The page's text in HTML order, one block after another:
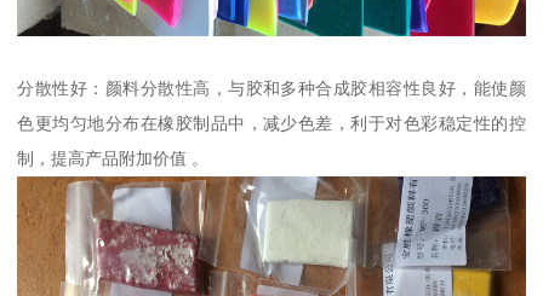
分散性好：颜料分散性高，与胶和多种合成胶相容性良好，能使颜
色更均匀地分布在橡胶制品中，减少色差，利于对色彩稳定性的控
制，提高产品附加价值 。